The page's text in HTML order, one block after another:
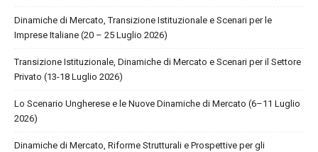
Dinamiche di Mercato, Transizione Istituzionale e Scenari per le
Imprese Italiane (20 – 25 Luglio 2026)
Transizione Istituzionale, Dinamiche di Mercato e Scenari per il Settore
Privato (13-18 Luglio 2026)
Lo Scenario Ungherese e le Nuove Dinamiche di Mercato (6–11 Luglio
2026)
Dinamiche di Mercato, Riforme Strutturali e Prospettive per gli